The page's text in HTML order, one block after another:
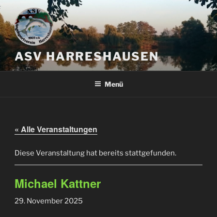
Zum
Inhalt
springen
ASV HARRESHAUSEN
Menü
« Alle Veranstaltungen
Diese Veranstaltung hat bereits stattgefunden.
Michael Kattner
29. November 2025